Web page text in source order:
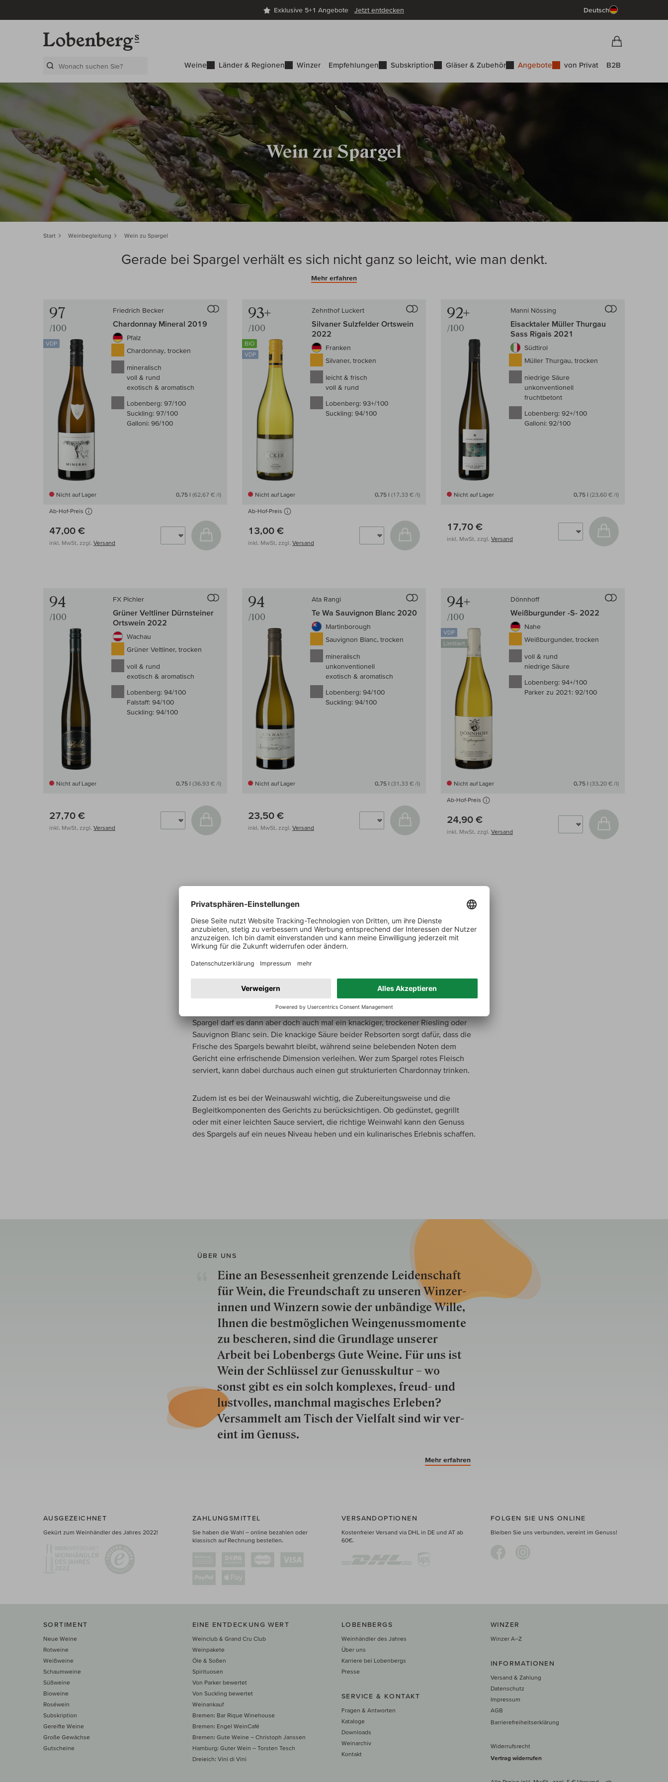
Exklusive 5+1 Angebote Jetzt entdecken Deutsch
Weine Länder & Regionen Winzer Empfehlungen Subskription Gläser & Zubehör Angebote von Privat B2B
Wein zu Spargel
Start Weinbegleitung Wein zu Spargel
Gerade bei Spargel verhält es sich nicht ganz so leicht, wie man denkt.
Mehr erfahren
97
/100
VDP
Friedrich Becker
Auf den Wein-Vergleich
Chardonnay Mineral 2019
Pfalz
Chardonnay, trocken
mineralisch
voll & rund
exotisch & aromatisch
Lobenberg: 97/100
Suckling: 97/100
Galloni: 96/100
Nicht auf Lager 0,75 l (62,67 € /l)
Ab-Hof-Preis
47,00 €
inkl. MwSt, zzgl. Versand
In den Warenkorb
93+
/100
BIO
VDP
Zehnthof Luckert
Auf den Wein-Vergleich
Silvaner Sulzfelder Ortswein
2022
Franken
Silvaner, trocken
leicht & frisch
voll & rund
Lobenberg: 93+/100
Suckling: 94/100
Nicht auf Lager 0,75 l (17,33 € /l)
Ab-Hof-Preis
13,00 €
inkl. MwSt, zzgl. Versand
In den Warenkorb
92+
/100
Manni Nössing
Eisacktaler Müller Thurgau
Sass Rigais 2021
Südtirol
Müller Thurgau, trocken
niedrige Säure
unkonventionell
fruchtbetont
Lobenberg: 92+/100
Galloni: 92/100
Nicht auf Lager 0,75 l (23,60 € /l)
17,70 €
inkl. MwSt, zzgl. Versand
In den
94
/100
FX Pichler
Auf den Wein-Vergleich
Grüner Veltliner Dürnsteiner
Ortswein 2022
Wachau
Grüner Veltliner, trocken
voll & rund
exotisch & aromatisch
Lobenberg: 94/100
Falstaff: 94/100
Suckling: 94/100
Nicht auf Lager 0,75 l (36,93 € /l)
27,70 €
inkl. MwSt, zzgl. Versand
In den Warenkorb
94
/100
Ata Rangi
Auf den Wein-Vergleich
Te Wa Sauvignon Blanc 2020
Martinborough
Sauvignon Blanc, trocken
mineralisch
unkonventionell
exotisch & aromatisch
Lobenberg: 94/100
Suckling: 94/100
Nicht auf Lager 0,75 l (31,33 € /l)
23,50 €
inkl. MwSt, zzgl. Versand
In den Warenkorb
94+
/100
VDP
Limitiert
Dönnhoff
Weißburgunder -S- 2022
Nahe
Weißburgunder, trocken
voll & rund
niedrige Säure
Lobenberg: 94+/100
Parker zu 2021: 92/100
Nicht auf Lager 0,75 l (33,20 € /l)
Ab-Hof-Preis
24,90 €
inkl. MwSt, zzgl. Versand
In den
Spargel, mit seinem subtilen, aber dennoch markanten Geschmack, erfordert
einen Wein, der seine frischen, grasigen und leicht bitteren Noten ergänzt. Hier
kommen Weißweine ins Spiel, die eine gewisse Frische und Lebendigkeit
mitbringen, um die Zartheit des Spargels zu unterstreichen. Weißwein, okay,
soweit so klar.
Zubereitung des Spargels ab. Für die leicht bitteren Aromen eignen sich
Weißweine mit dezenter Säure und zurückhaltenden Nuancen am besten.
Silvaner, Weiß- und Grauburgunder entfalten hier ihre volle Wirkung. Bei grünem
Spargel darf es dann aber doch auch mal ein knackiger, trockener Riesling oder
Sauvignon Blanc sein. Die knackige Säure beider Rebsorten sorgt dafür, dass die
Frische des Spargels bewahrt bleibt, während seine belebenden Noten dem
Gericht eine erfrischende Dimension verleihen. Wer zum Spargel rotes Fleisch
serviert, kann dabei durchaus auch einen gut strukturierten Chardonnay trinken.
Zudem ist es bei der Weinauswahl wichtig, die Zubereitungsweise und die
Begleitkomponenten des Gerichts zu berücksichtigen. Ob gedünstet, gegrillt
oder mit einer leichten Sauce serviert, die richtige Weinwahl kann den Genuss
des Spargels auf ein neues Niveau heben und ein kulinarisches Erlebnis schaffen.
ÜBER UNS
Eine an Besessenheit gren­zende Lei­den­schaft
für Wein, die Freund­schaft zu unseren Win­zer­
innen und Win­zern so­wie der un­bän­dige Wille,
Ihnen die best­mög­lich­en Wein­genuss­momente
zu besche­ren, sind die Grund­lage unserer
Arbeit bei Lobenbergs Gute Weine. Für uns ist
Wein der Schlüs­sel zur Genuss­kultur – wo
sonst gibt es ein solch kom­plexes, freud- und
lustvolles, manchmal ma­gisch­es Er­le­ben?
Versammelt am Tisch der Vielfalt sind wir ver­
eint im Genuss.
Mehr erfahren
AUSGEZEICHNET
Gekürt zum Weinhändler des Jahres 2022!
ZAHLUNGSMITTEL
Sie haben die Wahl – online bezahlen oder
klassisch auf Rechnung bestellen.
VERSANDOPTIONEN
Kostenfreier Versand via DHL in DE und AT ab
60€.
FOLGEN SIE UNS ONLINE
Bleiben Sie uns verbunden, vereint im Genuss!
SORTIMENT
Neue Weine
Rotweine
Weißweine
Schaumweine
Süßweine
Bioweine
Roséwein
Subskription
Gereifte Weine
Große Gewächse
Gutscheine
EINE ENTDECKUNG WERT
Weinclub & Grand Cru Club
Weinpakete
Öle & Soßen
Spirituosen
Von Parker bewertet
Von Suckling bewertet
Weinankauf
Bremen: Bar Rique Winehouse
Bremen: Engel WeinCafé
Bremen: Gute Weine – Christoph Janssen
Hamburg: Guter Wein – Torsten Tesch
Dreieich: Vini di Vini
LOBENBERGS
Weinhändler des Jahres
Über uns
Karriere bei Lobenbergs
Presse
SERVICE & KONTAKT
Fragen & Antworten
Kataloge
Downloads
Weinarchiv
Kontakt
WINZER
Winzer A–Z
INFORMATIONEN
Versand & Zahlung
Datenschutz
Impressum
AGB
Barrierefreiheitserklärung
Widerrufsrecht
Vertrag widerrufen